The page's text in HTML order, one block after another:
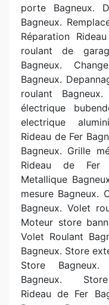
porte Bagneux.
Bagneux.
Réparation
roulant de
Bagneux.
Bagneux.
roulant
électrique
electrique
Rideau de Fer
Bagneux. Grille
Rideau de Fer
Metallique
mesure Bagneux.
Bagneux. Volet
Moteur store
Volet Roulant
Bagneux. Store
Store Bagneux.
Bagneux. Store
Rideau de Fer